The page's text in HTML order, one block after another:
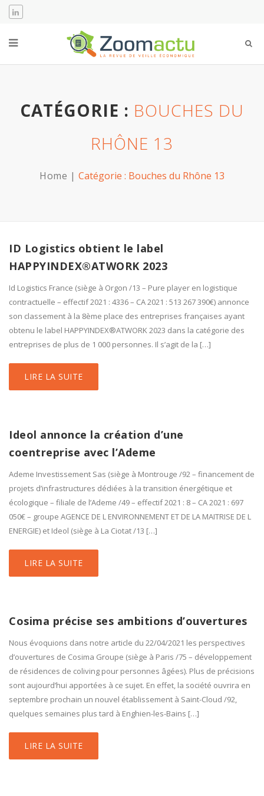
CATÉGORIE : BOUCHES DU
RHÔNE 13
Home Catégorie : Bouches du Rhône 13
ID Logistics obtient le label
HAPPYINDEX®ATWORK 2023
Id Logistics France (siège à Orgon /13 – Pure player en logistique
contractuelle – effectif 2021 : 4336 – CA 2021 : 513 267 390€) annonce
son classement à la 8ème place des entreprises françaises ayant
obtenu le label HAPPYINDEX®ATWORK 2023 dans la catégorie des
entreprises de plus de 1 000 personnes. Il s’agit de la […]
LIRE LA SUITE
Ideol annonce la création d’une
coentreprise avec l’Ademe
Ademe Investissement Sas (siège à Montrouge /92 – financement de
projets d’infrastructures dédiées à la transition énergétique et
écologique – filiale de l’Ademe /49 – effectif 2021 : 8 – CA 2021 : 697
050€ – groupe AGENCE DE L ENVIRONNEMENT ET DE LA MAITRISE DE L
ENERGIE) et Ideol (siège à La Ciotat /13 […]
LIRE LA SUITE
Cosima précise ses ambitions d’ouvertures
Nous évoquions dans notre article du 22/04/2021 les perspectives
d’ouvertures de Cosima Groupe (siège à Paris /75 – développement
de résidences de coliving pour personnes âgées). Plus de précisions
sont aujourd’hui apportées à ce sujet. En effet, la société ouvrira en
septembre prochain un nouvel établissement à Saint-Cloud /92,
quelques semaines plus tard à Enghien-les-Bains […]
LIRE LA SUITE